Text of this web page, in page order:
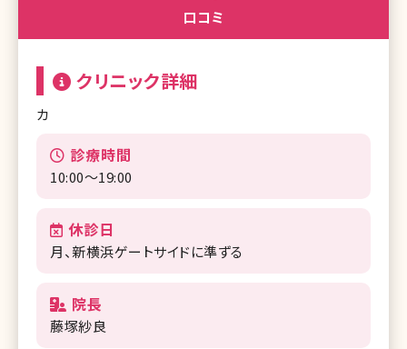
口コミ
クリニック詳細
カ
診療時間
10:00～19:00
休診日
月、新横浜ゲートサイドに準ずる
院長
藤塚紗良